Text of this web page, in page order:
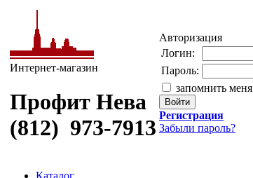
Интернет-магазин
Профит Нева
(812) 973-7913
Авторизация
Логин:
Пароль:
запомнить меня
Регистрация
Забыли пароль?
Каталог